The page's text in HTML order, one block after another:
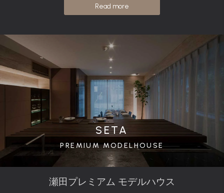
Read more
SETA
PREMIUM MODELHOUSE
瀬田プレミアム モデルハウス